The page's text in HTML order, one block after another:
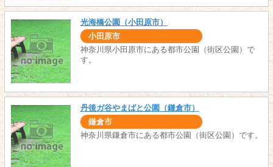
光海橋公園（小田原市）
小田原市
神奈川県小田原市にある都市公園（街区公園）で
す。
丹後ガ谷やまばと公園（鎌倉市）
鎌倉市
神奈川県鎌倉市にある都市公園（街区公園）です。